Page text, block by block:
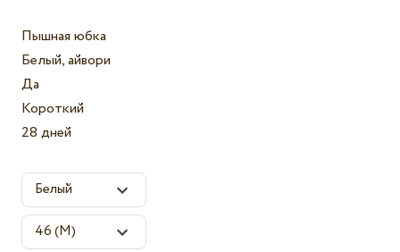
Пышная юбка
Белый, айвори
Да
Короткий
28 дней